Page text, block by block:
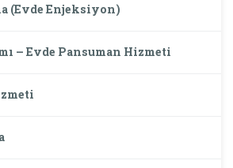
(Evde Enjeksiyon)
– Evde Pansuman Hizmeti